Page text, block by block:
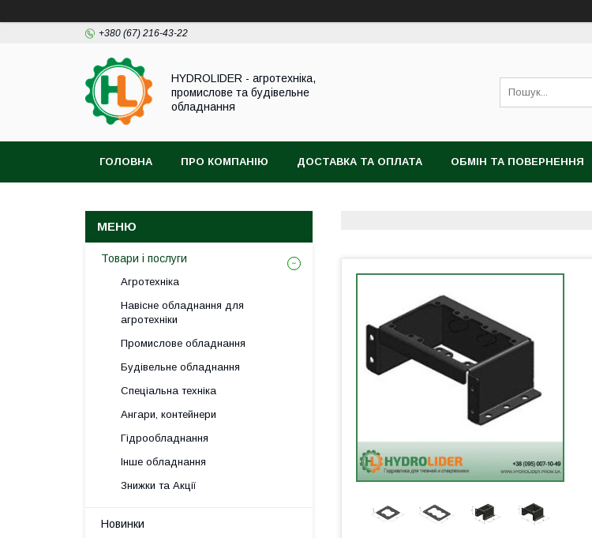
+380 (67) 216-43-22
HYDROLIDER - агротехніка,
промислове та будівельне
обладнання
ГОЛОВНА ПРО КОМПАНІЮ ДОСТАВКА ТА ОПЛАТА ОБМІН ТА ПОВЕРНЕННЯ
Товари і послуги
Агротехніка
Навісне обладнання для
агротехніки
Промислове обладнання
Будівельне обладнання
Спеціальна техніка
Ангари, контейнери
Гідрообладнання
Інше обладнання
Знижки та Акції
Новинки